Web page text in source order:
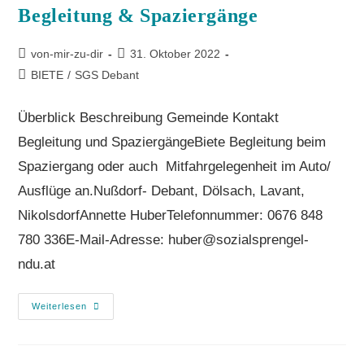
Beglei­tung & Spaziergänge
von-mir-zu-dir
31. Oktober 2022
BIETE / SGS Debant
Überblick Beschreibung Gemeinde Kontakt
Begleitung und SpaziergängeBiete Begleitung beim
Spaziergang oder auch Mitfahrgelegenheit im Auto/
Ausflüge an.Nußdorf- Debant, Dölsach, Lavant,
NikolsdorfAnnette HuberTelefonnummer: 0676 848
780 336E-Mail-Adresse: huber@sozialsprengel-
ndu.at
Weiterlesen